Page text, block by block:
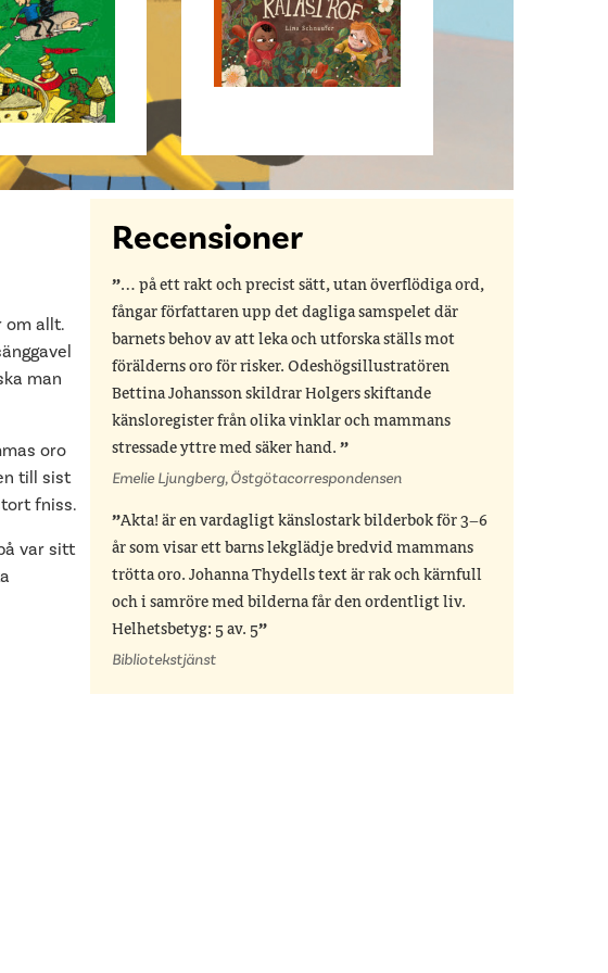
om allt.
man
oro
till sist
fniss.
var sitt
Recensioner
… på ett rakt och precist sätt, utan överflödiga ord,
fångar författaren upp det dagliga samspelet där
barnets behov av att leka och utforska ställs mot
förälderns oro för risker. Odeshögsillustratören
Bettina Johansson skildrar Holgers skiftande
känsloregister från olika vinklar och mammans
stressade yttre med säker hand.
Emelie Ljungberg, Östgötacorrespondensen
Akta! är en vardagligt känslostark bilderbok för 3–6
år som visar ett barns lekglädje bredvid mammans
trötta oro. Johanna Thydells text är rak och kärnfull
och i samröre med bilderna får den ordentligt liv.
Helhetsbetyg: 5 av. 5
Bibliotekstjänst